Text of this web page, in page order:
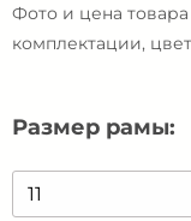
Фото и цена товара
комплектации,
Размер рамы: